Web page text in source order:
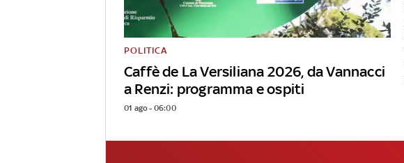
Caffè de La Versiliana 2026, da Vannacci
a Renzi: programma e ospiti
POLITICA
01 ago - 06:00